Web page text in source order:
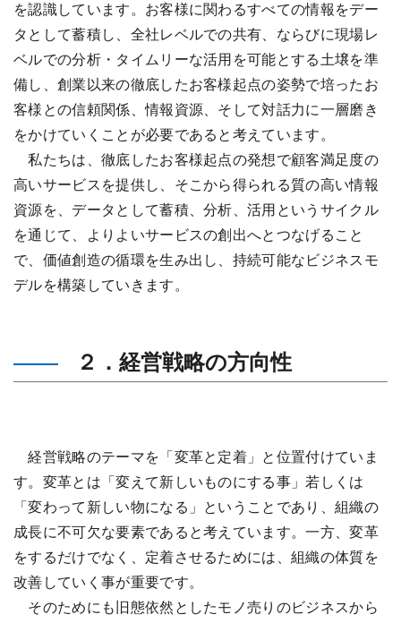
を認識しています。お客様に関わるすべての情報をデー
タとして蓄積し、全社レベルでの共有、ならびに現場レ
ベルでの分析・タイムリーな活用を可能とする土壌を準
備し、創業以来の徹底したお客様起点の姿勢で培ったお
客様との信頼関係、情報資源、そして対話力に一層磨き
をかけていくことが必要であると考えています。
私たちは、徹底したお客様起点の発想で顧客満足度の
高いサービスを提供し、そこから得られる質の高い情報
資源を、データとして蓄積、分析、活用というサイクル
を通じて、よりよいサービスの創出へとつなげること
で、価値創造の循環を生み出し、持続可能なビジネスモ
デルを構築していきます。
２．経営戦略の方向性
経営戦略のテーマを「変革と定着」と位置付けていま
す。変革とは「変えて新しいものにする事」若しくは
「変わって新しい物になる」ということであり、組織の
成長に不可欠な要素であると考えています。一方、変革
をするだけでなく、定着させるためには、組織の体質を
改善していく事が重要です。
そのためにも旧態依然としたモノ売りのビジネスから